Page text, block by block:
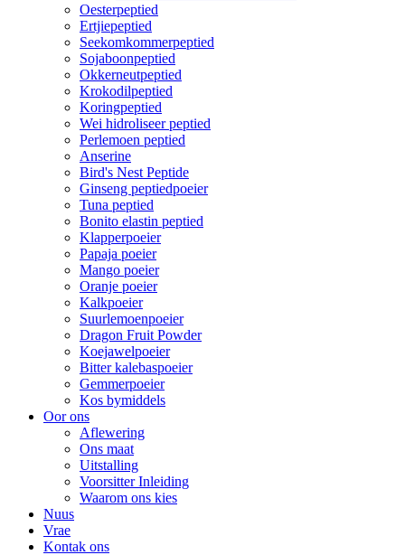
Oesterpeptied
Ertjiepeptied
Seekomkommerpeptied
Sojaboonpeptied
Okkerneutpeptied
Krokodilpeptied
Koringpeptied
Wei hidroliseer peptied
Perlemoen peptied
Anserine
Bird's Nest Peptide
Ginseng peptiedpoeier
Tuna peptied
Bonito elastin peptied
Klapperpoeier
Papaja poeier
Mango poeier
Oranje poeier
Kalkpoeier
Suurlemoenpoeier
Dragon Fruit Powder
Koejawelpoeier
Bitter kalebaspoeier
Gemmerpoeier
Kos bymiddels
Oor ons
Aflewering
Ons maat
Uitstalling
Voorsitter Inleiding
Waarom ons kies
Nuus
Vrae
Kontak ons